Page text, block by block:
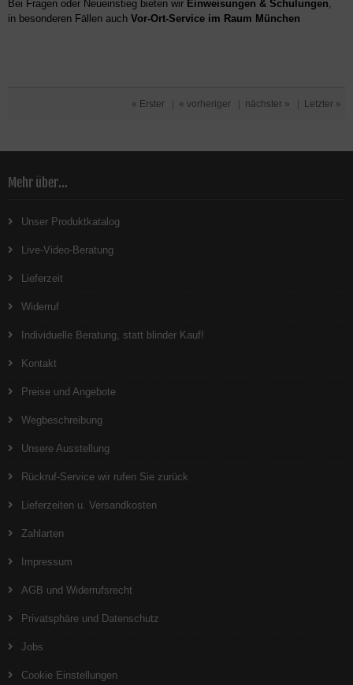
Bei Fragen oder Neueinstieg bieten wir Einweisungen & Schulungen,
in besonderen Fällen auch Vor-Ort-Service im Raum München
« Erster « vorheriger nächster » Letzter »
Mehr über...
Unser Produktkatalog
Live-Video-Beratung
Lieferzeit
Widerruf
Individuelle Beratung, statt blinder Kauf!
Kontakt
Preise und Angebote
Wegbeschreibung
Unsere Ausstellung
Rückruf-Service wir rufen Sie zurück
Lieferzeiten u. Versandkosten
Zahlarten
Impressum
AGB und Widerrufsrecht
Privatsphäre und Datenschutz
Jobs
Cookie Einstellungen